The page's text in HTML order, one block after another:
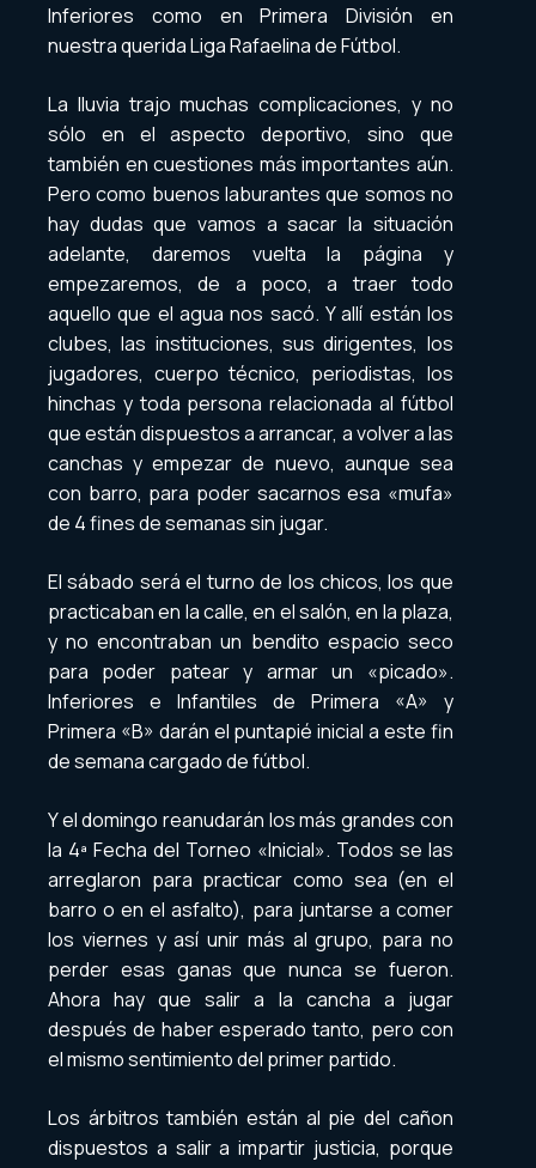
Inferiores como en Primera División en
nuestra querida Liga Rafaelina de Fútbol.
La lluvia trajo muchas complicaciones, y no
sólo en el aspecto deportivo, sino que
también en cuestiones más importantes aún.
Pero como buenos laburantes que somos no
hay dudas que vamos a sacar la situación
adelante, daremos vuelta la página y
empezaremos, de a poco, a traer todo
aquello que el agua nos sacó. Y allí están los
clubes, las instituciones, sus dirigentes, los
jugadores, cuerpo técnico, periodistas, los
hinchas y toda persona relacionada al fútbol
que están dispuestos a arrancar, a volver a las
canchas y empezar de nuevo, aunque sea
con barro, para poder sacarnos esa «mufa»
de 4 fines de semanas sin jugar.
El sábado será el turno de los chicos, los que
practicaban en la calle, en el salón, en la plaza,
y no encontraban un bendito espacio seco
para poder patear y armar un «picado».
Inferiores e Infantiles de Primera «A» y
Primera «B» darán el puntapié inicial a este fin
de semana cargado de fútbol.
Y el domingo reanudarán los más grandes con
la 4ª Fecha del Torneo «Inicial». Todos se las
arreglaron para practicar como sea (en el
barro o en el asfalto), para juntarse a comer
los viernes y así unir más al grupo, para no
perder esas ganas que nunca se fueron.
Ahora hay que salir a la cancha a jugar
después de haber esperado tanto, pero con
el mismo sentimiento del primer partido.
Los árbitros también están al pie del cañon
dispuestos a salir a impartir justicia, porque